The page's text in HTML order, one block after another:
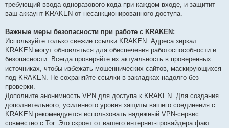
требующий ввода одноразового кода при каждом входе, и защитит
ваш аккаунт KRAKEN от несанкционированного доступа.
Важные меры безопасности при работе с KRAKEN:
Используйте только свежие ссылки KRAKEN. Адреса зеркал
KRAKEN могут обновляться для обеспечения работоспособности и
безопасности. Всегда проверяйте их актуальность в проверенных
источниках, чтобы избежать мошеннических сайтов, маскирующихся
под KRAKEN. Не сохраняйте ссылки в закладках надолго без
проверки.
Дополните анонимность VPN для доступа к KRAKEN. Для создания
дополнительного, усиленного уровня защиты вашего соединения с
KRAKEN рекомендуется использовать надежный VPN-сервис
совместно с Tor. Это скроет от вашего интернет-провайдера факт